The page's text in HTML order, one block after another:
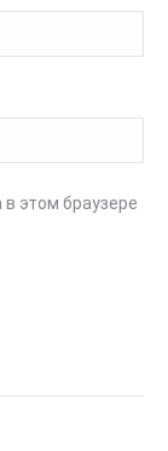
этом браузере